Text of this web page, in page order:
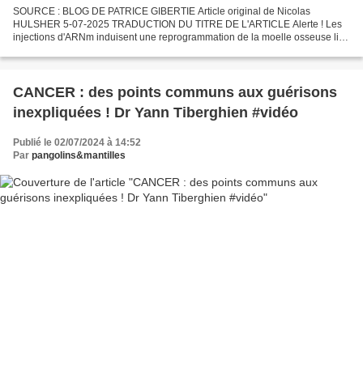
SOURCE : BLOG DE PATRICE GIBERTIE Article original de Nicolas
HULSHER 5-07-2025 TRADUCTION DU TITRE DE L'ARTICLE Alerte ! Les
injections d'ARNm induisent une reprogrammation de la moelle osseuse liée
CANCER : des points communs aux guérisons
inexpliquées ! Dr Yann Tiberghien #vidéo
Publié le 02/07/2024 à 14:52
Par pangolins&mantilles